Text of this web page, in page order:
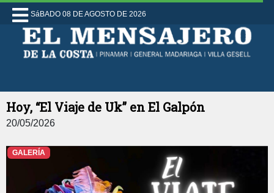
SáBADO 08 DE AGOSTO DE 2026
Hoy, “El Viaje de Uk” en El Galpón
20/05/2026
GALERÍA